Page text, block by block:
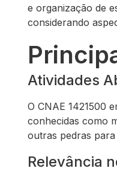
e organização de
considerando
Atividades
O CNAE 1421500
conhecidas como
outras pedras
Relevância